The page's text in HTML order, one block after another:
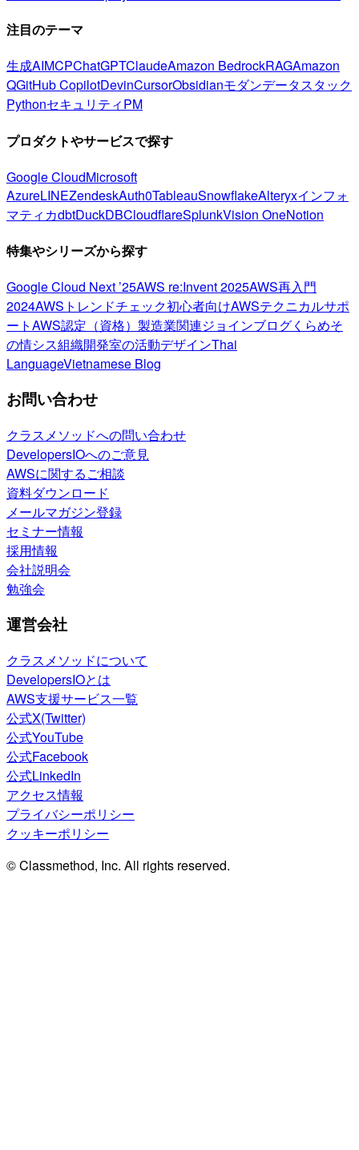
注目のテーマ
生成AIMCPChatGPTClaudeAmazon BedrockRAGAmazon
QGitHub CopilotDevinCursorObsidianモダンデータスタック
PythonセキュリティPM
プロダクトやサービスで探す
Google CloudMicrosoft
AzureLINEZendeskAuth0TableauSnowflakeAlteryxインフォ
マティカdbtDuckDBCloudflareSplunkVision OneNotion
特集やシリーズから探す
Google Cloud Next ’25AWS re:Invent 2025AWS再入門
2024AWSトレンドチェック初心者向けAWSテクニカルサポ
ートAWS認定（資格） 製造業関連ジョインブログくらめそ
の情シス組織開発室の活動デザインThai
LanguageVietnamese Blog
お問い合わせ
クラスメソッドへの問い合わせ
DevelopersIOへのご意見
AWSに関するご相談
資料ダウンロード
メールマガジン登録
セミナー情報
採用情報
会社説明会
勉強会
運営会社
クラスメソッドについて
DevelopersIOとは
AWS支援サービス一覧
公式X(Twitter)
公式YouTube
公式Facebook
公式LinkedIn
アクセス情報
プライバシーポリシー
クッキーポリシー
© Classmethod, Inc. All rights reserved.